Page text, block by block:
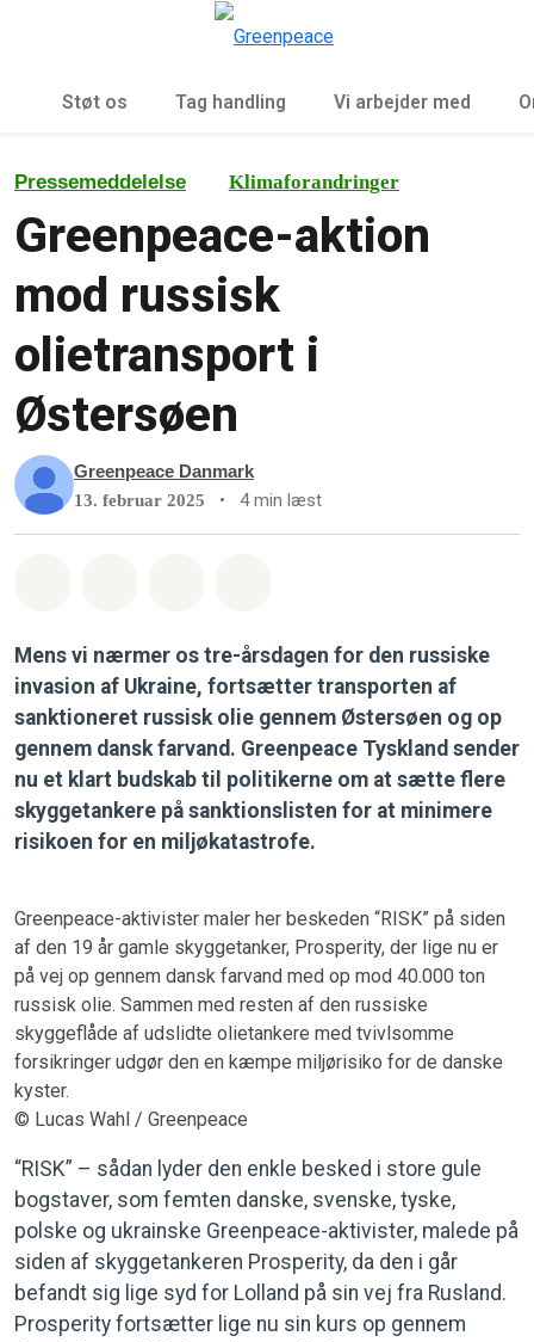
Støt os Tag handling Vi arbejder med
Pressemeddelelse Klimaforandringer
Greenpeace-aktion
mod russisk
olietransport i
Østersøen
Greenpeace Danmark
13. februar 2025 • 4 min læst
Mens vi nærmer os tre-årsdagen for den russiske
invasion af Ukraine, fortsætter transporten af
sanktioneret russisk olie gennem Østersøen og op
gennem dansk farvand. Greenpeace Tyskland sender
nu et klart budskab til politikerne om at sætte flere
skyggetankere på sanktionslisten for at minimere
risikoen for en miljøkatastrofe.
Greenpeace-aktivister maler her beskeden “RISK” på siden
af den 19 år gamle skyggetanker, Prosperity, der lige nu er
på vej op gennem dansk farvand med op mod 40.000 ton
russisk olie. Sammen med resten af den russiske
skyggeflåde af udslidte olietankere med tvivlsomme
forsikringer udgør den en kæmpe miljørisiko for de danske
kyster.
© Lucas Wahl / Greenpeace
“RISK” – sådan lyder den enkle besked i store gule
bogstaver, som femten danske, svenske, tyske,
polske og ukrainske Greenpeace-aktivister, malede på
siden af skyggetankeren Prosperity, da den i går
befandt sig lige syd for Lolland på sin vej fra Rusland.
Prosperity fortsætter lige nu sin kurs op gennem